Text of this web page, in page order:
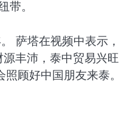
带。
萨塔在视频中表示，
丰沛，泰中贸易兴旺
顾好中国朋友来泰。